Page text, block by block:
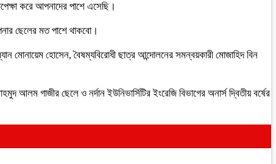
করে আপনাদের পাশে এসেছি।
ছেলের মত পাশে থাকবো।
মোনায়েম হোসেন, বৈষম্যবিরোধী ছাত্র আন্দোলনের সমন্বয়কারী মোজাহিদ বিন
গাজীর ছেলে ও নর্দান ইউনিভার্সিটির ইংরেজি বিভাগের অনার্স দ্বিতীয় বর্ষের